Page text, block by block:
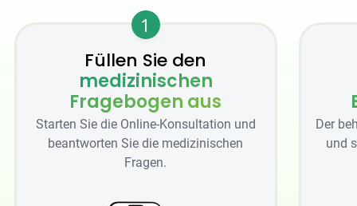
1
Füllen Sie den
medizinischen
Fragebogen aus
Starten Sie die Online-Konsultation und
beantworten Sie die medizinischen
Fragen.
Der
und